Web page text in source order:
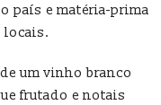
país e matéria-prima
locais.
um vinho branco
frutado e notais